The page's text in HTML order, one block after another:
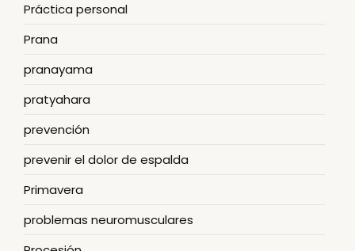
Práctica personal
Prana
pranayama
pratyahara
prevención
prevenir el dolor de espalda
Primavera
problemas neuromusculares